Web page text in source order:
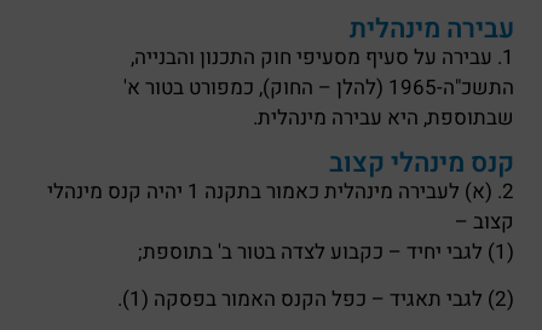
עבירה מינהלית
1. עבירה על סעיף מסעיפי חוק התכנון והבנייה,
התשכ"ה-1965 (להלן – החוק), כמפורט בטור א'
שבתוספת, היא עבירה מינהלית.
קנס מינהלי קצוב
2. (א) לעבירה מינהלית כאמור בתקנה 1 יהיה קנס מינהלי
קצוב –
(1) לגבי יחיד – כקבוע לצדה בטור ב' בתוספת;
(2) לגבי תאגיד – כפל הקנס האמור בפסקה (1).